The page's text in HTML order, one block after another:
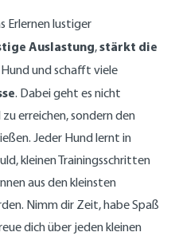
Erlernen lustiger
Auslastung,stärkt die
und schafft viele
. Dabei geht es nicht
erreichen, sondern den
Jeder Hund lernt in
kleinen Trainingsschritten
aus den kleinsten
Nimm dir Zeit, habe Spaß
dich über jeden kleinen